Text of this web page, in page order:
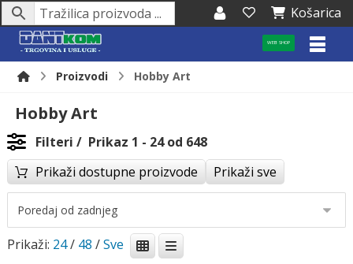
Košarica
WEB SHOP
Proizvodi Hobby Art
Hobby Art
Filteri
Prikaz 1 - 24 od 648
Prikaži dostupne proizvode
Prikaži sve
Prikaži: 24/ 48 /